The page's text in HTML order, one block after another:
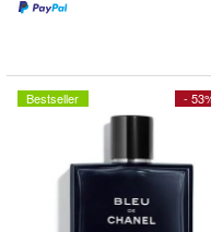
-
Bestseller